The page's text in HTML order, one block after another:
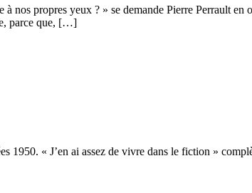
nos propres yeux ? » se demande Pierre Perrault en
parce que, […]
1950. « J’en ai assez de vivre dans le fiction »